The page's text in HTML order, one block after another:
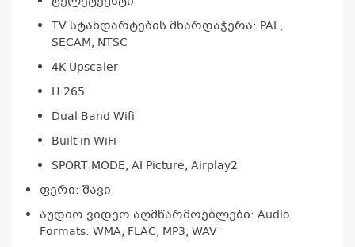
TV სტანდარტების მხარდაჭერა: PAL,
SECAM, NTSC
4K Upscaler
H.265
Dual Band Wifi
Built in WiFi
SPORT MODE, AI Picture, Airplay2
ფერი: შავი
აუდიო ვიდეო აღმწარმოებლები: Audio
Formats: WMA, FLAC, MP3, WAV